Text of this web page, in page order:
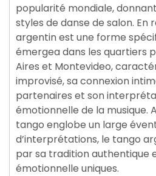
popularité mondiale,
styles de danse de salon. En
argentin est une forme
émergea dans les quartiers
Aires et Montevideo,
improvisé, sa connexion
partenaires et son
émotionnelle de la musique.
tango englobe un large
d’interprétations, le tango
par sa tradition authentique
émotionnelle uniques.